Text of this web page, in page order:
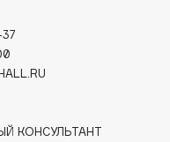
КОНСУЛЬТАНТ